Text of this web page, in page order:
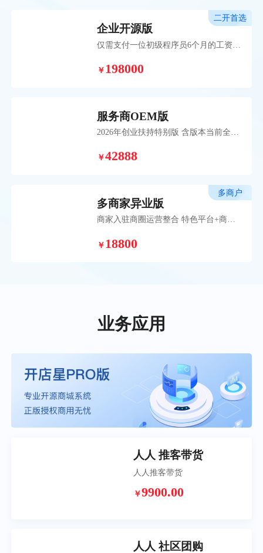
企业开源版
仅需支付一位初级程序员6个月的工资，
年开发并持续维护的成熟系统。 帮助您
￥198000
二开首选
服务商OEM版
2026年创业扶持特别版 含版本当前全部
卡，赠送OEM权益助力服务商开启创业
￥42888
多商家异业版
商家入驻商圈运营整合 特色平台+商户
营+联营本地化平台策略。
￥18800
多商户
业务应用
人人 推客带货
人人推客带货
￥9900.00
人人 社区团购